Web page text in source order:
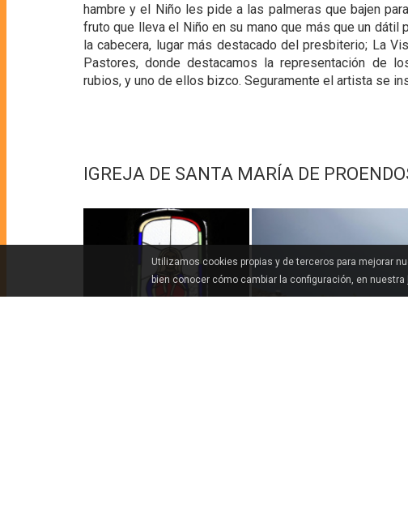
hambre y el Niño les pide a las palmeras que bajen
fruto que lleva el Niño en su mano que más que un dátil
la cabecera, lugar más destacado del presbiterio; La
Pastores, donde destacamos la representación de
rubios, y uno de ellos bizco. Seguramente el artista se
IGREJA DE SANTA MARÍA DE
Utilizamos cookies propias y de terceros para mejorar
bien conocer cómo cambiar la configuración, en nuestra